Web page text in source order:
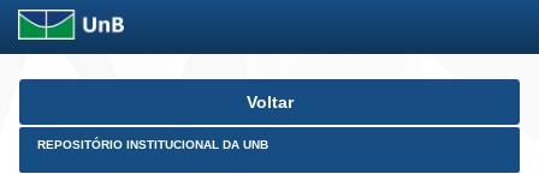
Skip
Voltar
REPOSITÓRIO INSTITUCIONAL DA UNB